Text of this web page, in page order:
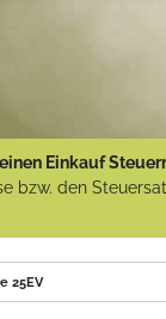
Einkauf
bzw. den
25EV